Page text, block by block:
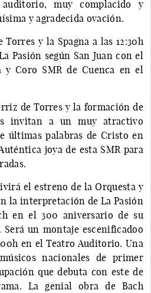
muy complacido y
y agradecida ovación.
y la Spagna a las 12:30h
Pasión según San Juan con el
y Coro SMR de Cuenca en el
de Torres y la formación de
invitan a un muy atractivo
últimas palabras de Cristo en
joya de esta SMR para
el estreno de la Orquesta y
la interpretación de La Pasión
en el 300 aniversario de su
un montaje escenificadoo
en el Teatro Auditorio. Una
nacionales de primer
que debuta con este de
La genial obra de Bach